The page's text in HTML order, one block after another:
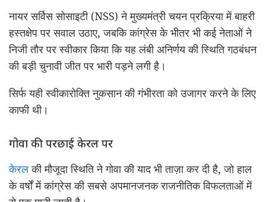
नायर सर्विस सोसाइटी (NSS) ने मुख्यमंत्री चयन प्रक्रिया में बाहरी
हस्तक्षेप पर सवाल उठाए, जबकि कांग्रेस के भीतर भी कई नेताओं ने
निजी तौर पर स्वीकार किया कि यह लंबी अनिर्णय की स्थिति गठबंधन
की बड़ी चुनावी जीत पर भारी पड़ने लगी है।
सिर्फ यही स्वीकारोक्ति नुकसान की गंभीरता को उजागर करने के लिए
काफी थी।
गोवा की परछाई केरल पर
केरलकी मौजूदा स्थिति ने गोवा की याद भी ताज़ा कर दी है, जो हाल
के वर्षों में कांग्रेस की सबसे अपमानजनक राजनीतिक विफलताओं में